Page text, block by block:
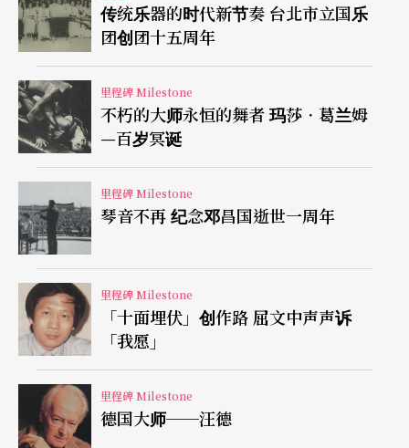
传统乐器的时代新节奏 台北市立国乐
团创团十五周年
里程碑 Milestone
不朽的大师永恒的舞者 玛莎．葛兰姆
—百岁冥诞
里程碑 Milestone
琴音不再 纪念邓昌国逝世一周年
里程碑 Milestone
「十面埋伏」创作路 屈文中声声诉
「我愿」
里程碑 Milestone
德国大师──汪德